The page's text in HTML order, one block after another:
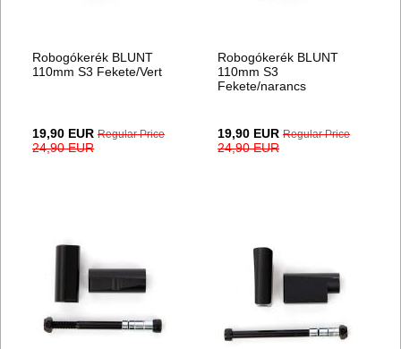
Robogókerék BLUNT
110mm S3 Fekete/Vert
Special
Price
19,90 EUR Regular Price
24,90 EUR
Robogókerék BLUNT
110mm S3
Fekete/narancs
Special
Price
19,90 EUR Regular Price
24,90 EUR